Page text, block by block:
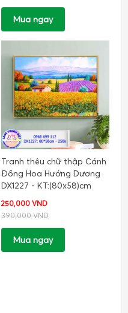
Mua ngay
Tranh thêu chữ thập Cánh
Đồng Hoa Hướng Dương
DX1227 - KT:(80x58)cm
250,000 VND
390,000 VND
Mua ngay